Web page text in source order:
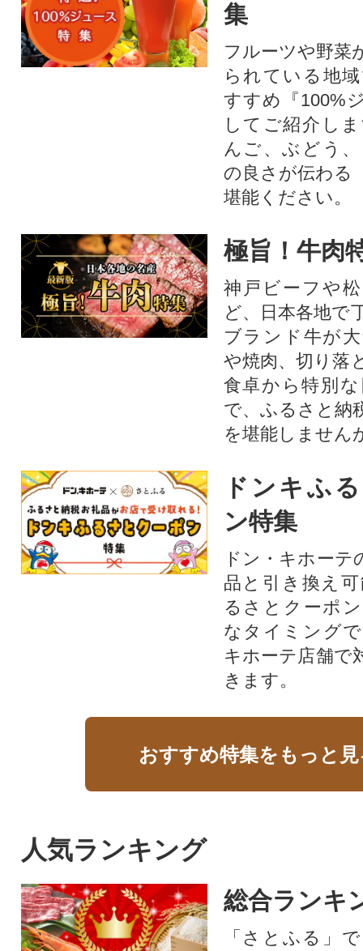
集
フルーツや野菜
られている地
すすめ『100%
してご紹介し
んご、ぶどう
の良さが伝わる
堪能ください。
極旨！牛肉
神戸ビーフや
ど、日本各地で
ブランド牛が
や焼肉、切り落
食卓から特別
で、ふるさと納
を堪能しません
ドンキふ
ン特集
ドン・キホーテ
品と引き換え
るさとクーポ
なタイミング
キホーテ店舗で
きます。
おすすめ特集をもっと
人気ランキング
総合ランキ
「さとふる」